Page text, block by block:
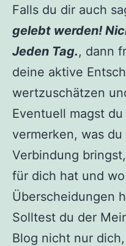
Falls du dir auch
gelebt werden!
Jeden Tag., dann
deine aktive
wertzuschätzen
Eventuell magst
vermerken, was
Verbindung
für dich hat und
Überscheidungen
Solltest du der
Blog nicht nur